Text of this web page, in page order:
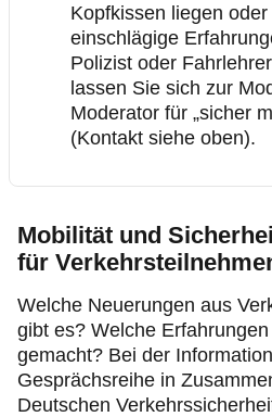
Kopfkissen liegen
einschlägige
Polizist oder
lassen Sie sich zur
Moderator für „sicher
(Kontakt siehe oben).
Mobilität und
für
Welche Neuerungen aus
gibt es? Welche
gemacht? Bei der
Gesprächsreihe in
Deutschen